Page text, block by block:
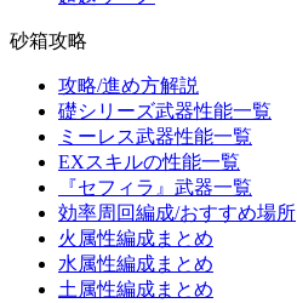
砂箱攻略
攻略/進め方解説
礎シリーズ武器性能一覧
ミーレス武器性能一覧
EXスキルの性能一覧
『セフィラ』武器一覧
効率周回編成/おすすめ場所
火属性編成まとめ
水属性編成まとめ
土属性編成まとめ